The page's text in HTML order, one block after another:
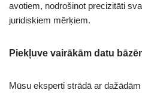
avotiem, nodrošinot precizitāti
juridiskiem mērķiem.
Piekļuve vairākām datu
Mūsu eksperti strādā ar